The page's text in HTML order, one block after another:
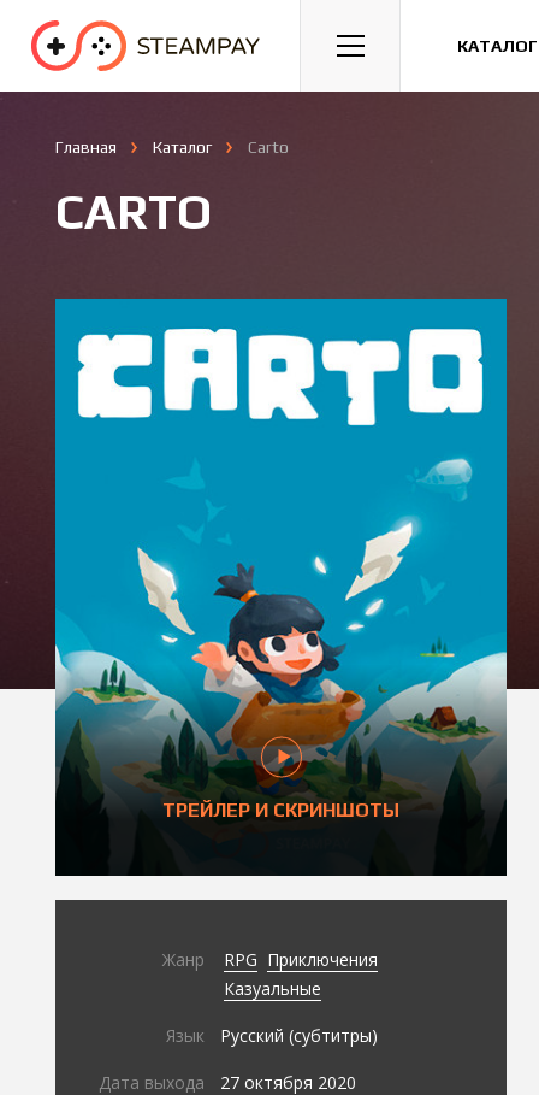
Спорт Гонки Казуальные
Главная Каталог Carto
CARTO
ТРЕЙЛЕР И СКРИНШОТЫ
Жанр RPG Приключения
Казуальные
Язык Русский (субтитры)
Дата выхода 27 октября 2020